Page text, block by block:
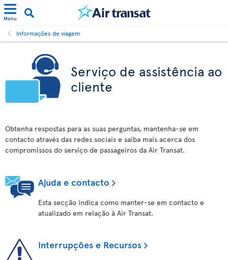
Menu
Informações de viagem
Serviço de assistência ao
cliente
Obtenha respostas para as suas perguntas, mantenha-se em
contacto através das redes sociais e saiba mais acerca dos
compromissos do serviço de passageiros da Air Transat.
Ajuda e contacto
Esta secção indica como manter-se em contacto e
atualizado em relação à Air Transat.
Interrupções e Recursos